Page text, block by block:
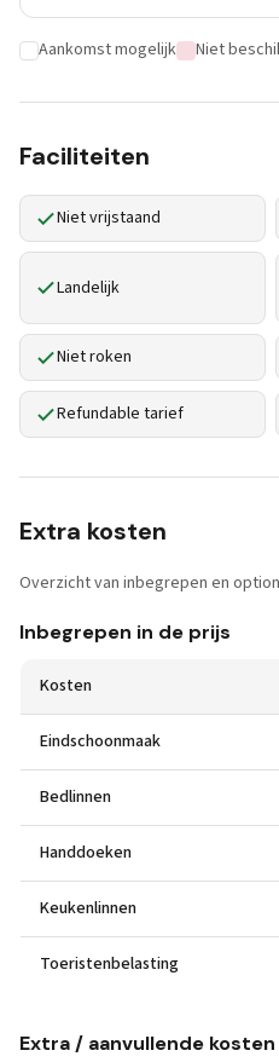
Aankomst mogelijk Niet
Faciliteiten
Niet vrijstaand
Landelijk
Niet roken
Refundable tarief
Extra kosten
Overzicht van inbegrepen en
Inbegrepen in de prijs
Kosten
Eindschoonmaak
Bedlinnen
Handdoeken
Keukenlinnen
Toeristenbelasting
Extra / aanvullende kosten